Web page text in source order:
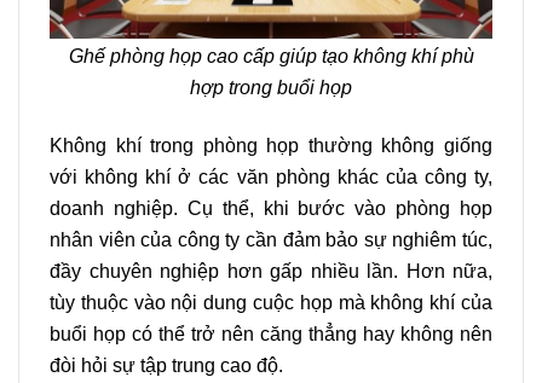
Ghế phòng họp cao cấp giúp tạo không khí phù
hợp trong buổi họp
Không khí trong phòng họp thường không giống
với không khí ở các văn phòng khác của công ty,
doanh nghiệp. Cụ thể, khi bước vào phòng họp
nhân viên của công ty cần đảm bảo sự nghiêm túc,
đầy chuyên nghiệp hơn gấp nhiều lần. Hơn nữa,
tùy thuộc vào nội dung cuộc họp mà không khí của
buổi họp có thể trở nên căng thẳng hay không nên
đòi hỏi sự tập trung cao độ.